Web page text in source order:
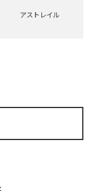
アストレイル